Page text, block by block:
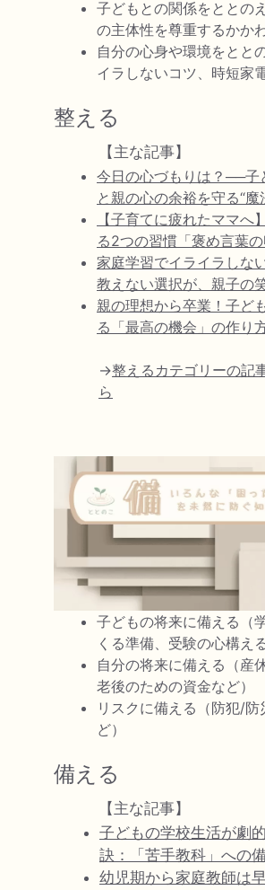
子どもとの関係をととの
の主体性を尊重するかか
自分の心身や環境をとと
イラしないコツ、時短家
整える
【主な記事】
今日の心づもりは？──子
と親の心の余裕を守る“魔
【子育てに疲れたママへ
る2つの習慣「褒め言葉の
家庭学習でイライラしな
教えない選択が、親子の
親の理想から卒業！子ど
る「最高の機会」の作り
→整えるカテゴリーの記
ら
子どもの将来に備える（
くる準備、受験の心構え
自分の将来に備える（産
老後のための資金など）
リスクに備える（防犯/防
ど）
備える
【主な記事】
子どもの学校生活が劇
訣：「苦手教科」への
幼児期から家庭教師は